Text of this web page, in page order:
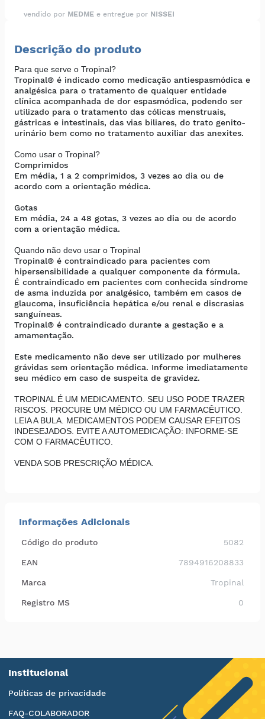
vendido por MEDME e entregue por NISSEI
Descrição do produto
Para que serve o Tropinal?
Tropinal® é indicado como medicação antiespasmódica e
analgésica para o tratamento de qualquer entidade
clínica acompanhada de dor espasmódica, podendo ser
utilizado para o tratamento das cólicas menstruais,
gástricas e intestinais, das vias biliares, do trato genito-
urinário bem como no tratamento auxiliar das anexites.
Como usar o Tropinal?
Comprimidos
Em média, 1 a 2 comprimidos, 3 vezes ao dia ou de
acordo com a orientação médica.
Gotas
Em média, 24 a 48 gotas, 3 vezes ao dia ou de acordo
com a orientação médica.
Quando não devo usar o Tropinal
Tropinal® é contraindicado para pacientes com
hipersensibilidade a qualquer componente da fórmula.
É contraindicado em pacientes com conhecida síndrome
de asma induzida por analgésico, também em casos de
glaucoma, insuficiência hepática e/ou renal e discrasias
sanguíneas.
Tropinal® é contraindicado durante a gestação e a
amamentação.
Este medicamento não deve ser utilizado por mulheres
grávidas sem orientação médica. Informe imediatamente
seu médico em caso de suspeita de gravidez.
TROPINAL É UM MEDICAMENTO. SEU USO PODE TRAZER
RISCOS. PROCURE UM MÉDICO OU UM FARMACÊUTICO.
LEIA A BULA. MEDICAMENTOS PODEM CAUSAR EFEITOS
INDESEJADOS. EVITE A AUTOMEDICAÇÃO: INFORME-SE
COM O FARMACÊUTICO.
VENDA SOB PRESCRIÇÃO MÉDICA.
Informações Adicionais
Código do produto 5082
EAN 7894916208833
Marca Tropinal
Registro MS 0
Institucional
Políticas de privacidade
FAQ-COLABORADOR